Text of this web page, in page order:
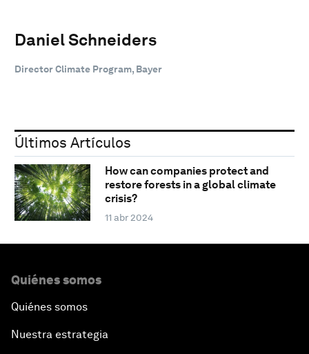
Daniel Schneiders
Director Climate Program, Bayer
Últimos Artículos
How can companies protect and
restore forests in a global climate
crisis?
11 abr 2024
Quiénes somos
Quiénes somos
Nuestra estrategia